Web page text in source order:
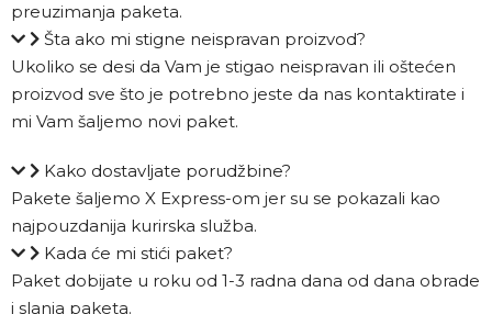
preuzimanja paketa.
Šta ako mi stigne neispravan proizvod?
Ukoliko se desi da Vam je stigao neispravan ili oštećen
proizvod sve što je potrebno jeste da nas kontaktirate i
mi Vam šaljemo novi paket.
Kako dostavljate porudžbine?
Pakete šaljemo X Express-om jer su se pokazali kao
najpouzdanija kurirska služba.
Kada će mi stići paket?
Paket dobijate u roku od 1-3 radna dana od dana obrade
i slanja paketa.